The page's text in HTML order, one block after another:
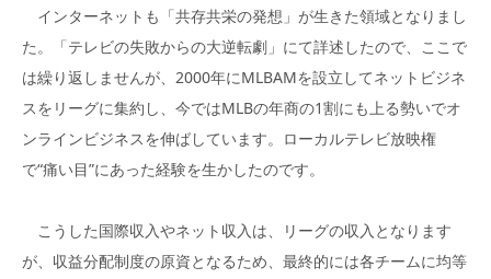
インターネットも「共存共栄の発想」が生きた領域となりまし
た。「テレビの失敗からの大逆転劇」にて詳述したので、ここで
は繰り返しませんが、2000年にMLBAMを設立してネットビジネ
スをリーグに集約し、今ではMLBの年商の1割にも上る勢いでオ
ンラインビジネスを伸ばしています。ローカルテレビ放映権
で“痛い目”にあった経験を生かしたのです。
こうした国際収入やネット収入は、リーグの収入となります
が、収益分配制度の原資となるため、最終的には各チームに均等